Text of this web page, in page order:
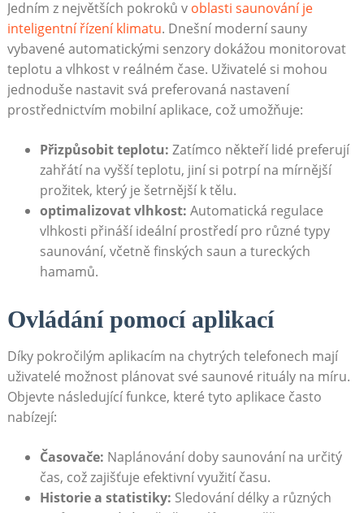
Jedním z největších pokroků v oblasti saunování‍ je
inteligentní řízení klimatu. Dnešní moderní sauny
vybavené automatickými senzory dokážou monitorovat
teplotu a vlhkost v reálném čase. Uživatelé si mohou
jednoduše nastavit svá preferovaná nastavení
prostřednictvím mobilní aplikace, což umožňuje:
Přizpůsobit ⁤teplotu: Zatímco někteří lidé⁢ preferují
zahřátí na vyšší teplotu, jiní si potrpí na ⁢mírnější
prožitek, který je šetrnější k tělu.
optimalizovat vlhkost: Automatická ⁢regulace
vlhkosti přináší ideální prostředí pro různé typy
saunování, včetně finských saun​ a ​tureckých
⁣hamamů.
Ovládání pomocí aplikací
Díky pokročilým aplikacím na chytrých telefonech mají
uživatelé možnost​ plánovat své saunové rituály na míru.
Objevte následující ‍funkce, které tyto aplikace často
nabízejí:
Časovače: Naplánování ⁤doby saunování⁢ na určitý
čas, což zajišťuje efektivní využití času.
Historie a statistiky: Sledování délky a různých